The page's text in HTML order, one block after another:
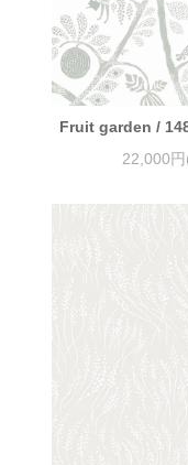
Fruit garden /
22,000